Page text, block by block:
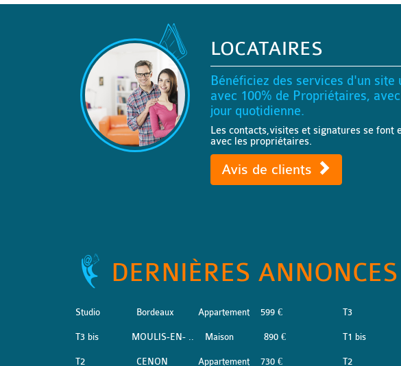
LOCATAIRES
Bénéficiez des services d'un site
avec 100% de Propriétaires,
jour quotidienne.
Les contacts,visites et signatures se font
avec les propriétaires.
Avis de clients
DERNIÈRES ANNONCES
Studio Bordeaux Appartement 599 €
T3 bis MOULIS-EN- .. Maison 890 €
T2 CENON Appartement 730 €
T3
T1 bis
T2